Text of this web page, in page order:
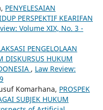
PENYELESAIAN
PERSPEKTIF KEARIFAN
Volume XIX, No. 3 -
PENGELOLAAN
DISKURSUS HUKUM
, Law Review:
Komarhana, PROSPEK
SUBJEK HUKUM